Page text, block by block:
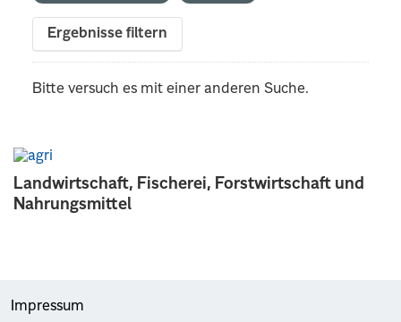
Landwirtschaft, Fischerei, Forstwirtschaft und
Nahrungsmittel
Ergebnisse filtern
Bitte versuch es mit einer anderen Suche.
Impressum